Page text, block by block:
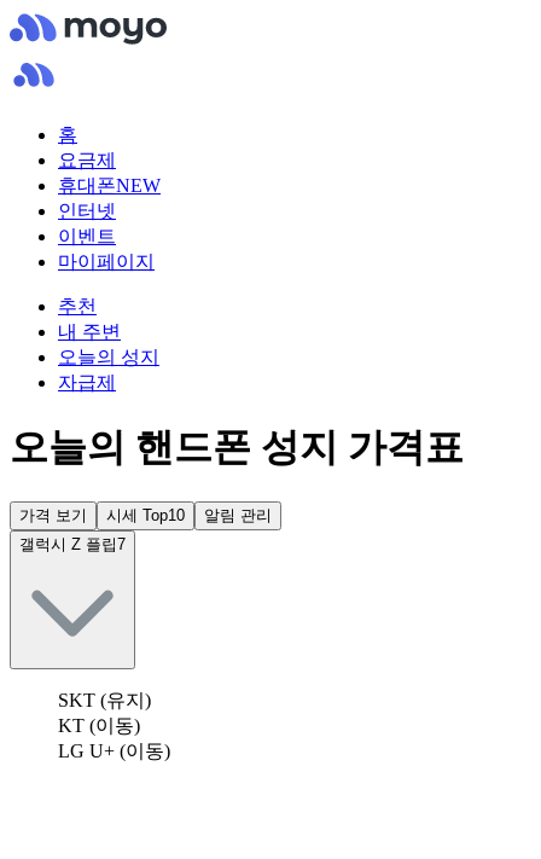
홈
요금제
휴대폰NEW
인터넷
이벤트
마이페이지
추천
내 주변
오늘의 성지
자급제
오늘의 핸드폰 성지 가격표
가격 보기 시세 Top10
알림 관리
갤럭시 Z 플립7
SKT (유지)
KT (이동)
LG U+ (이동)